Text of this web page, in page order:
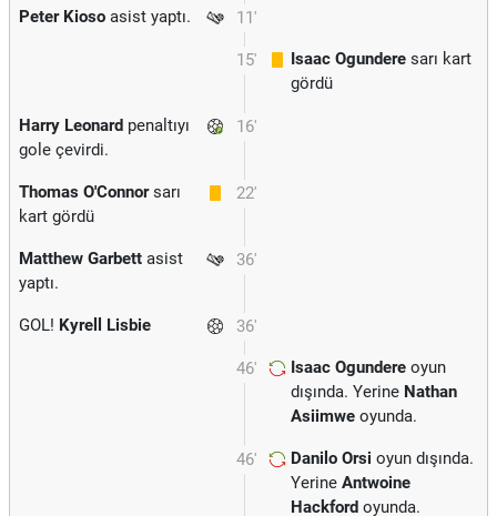
11'
Peter Kioso asist yaptı.
15' Isaac Ogundere sarı kart
gördü
16'
Harry Leonard penaltıyı
gole çevirdi.
22'
Thomas O'Connorsarı
kart gördü
36'
Matthew Garbett asist
yaptı.
36'
GOL! Kyrell Lisbie
46' Isaac Ogundere oyun
dışında. Yerine Nathan
Asiimwe oyunda.
46' Danilo Orsi oyun dışında.
Yerine Antwoine
Hackford oyunda.